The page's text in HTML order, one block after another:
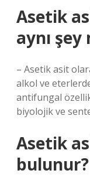
Asetik
aynı şey
– Asetik asit
alkol ve
antifungal
biyolojik ve
Asetik
bulunur?